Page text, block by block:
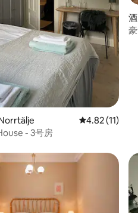
），共 18 条评价
平均评分 4.82
4.82 (11)
- 3号房